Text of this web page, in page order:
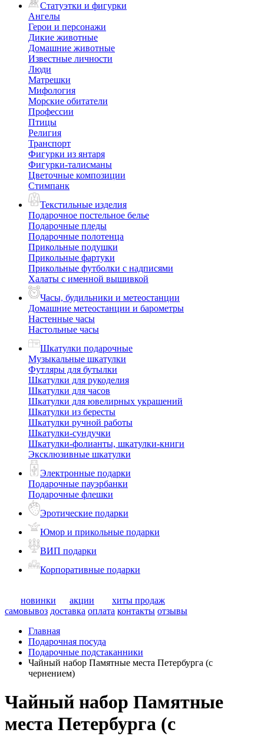
Статуэтки и фигурки
Ангелы
Герои и персонажи
Дикие животные
Домашние животные
Известные личности
Люди
Матрешки
Мифология
Морские обитатели
Профессии
Птицы
Религия
Транспорт
Фигурки из янтаря
Фигурки-талисманы
Цветочные композиции
Стимпанк
Текстильные изделия
Подарочное постельное белье
Подарочные пледы
Подарочные полотенца
Прикольные подушки
Прикольные фартуки
Прикольные футболки с надписями
Халаты с именной вышивкой
Часы, будильники и метеостанции
Домашние метеостанции и барометры
Настенные часы
Настольные часы
Шкатулки подарочные
Музыкальные шкатулки
Футляры для бутылки
Шкатулки для рукоделия
Шкатулки для часов
Шкатулки для ювелирных украшений
Шкатулки из бересты
Шкатулки ручной работы
Шкатулки-сундучки
Шкатулки-фолианты, шкатулки-книги
Эксклюзивные шкатулки
Электронные подарки
Подарочные пауэрбанки
Подарочные флешки
Эротические подарки
Юмор и прикольные подарки
ВИП подарки
Корпоративные подарки
новинки акции
хиты продаж
самовывоз доставка оплата контакты отзывы
Главная
Подарочная посуда
Подарочные подстаканники
Чайный набор Памятные места Петербурга (с
чернением)
Чайный набор Памятные
места Петербурга (с